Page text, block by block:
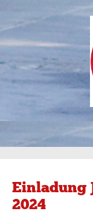
Einladung
2024